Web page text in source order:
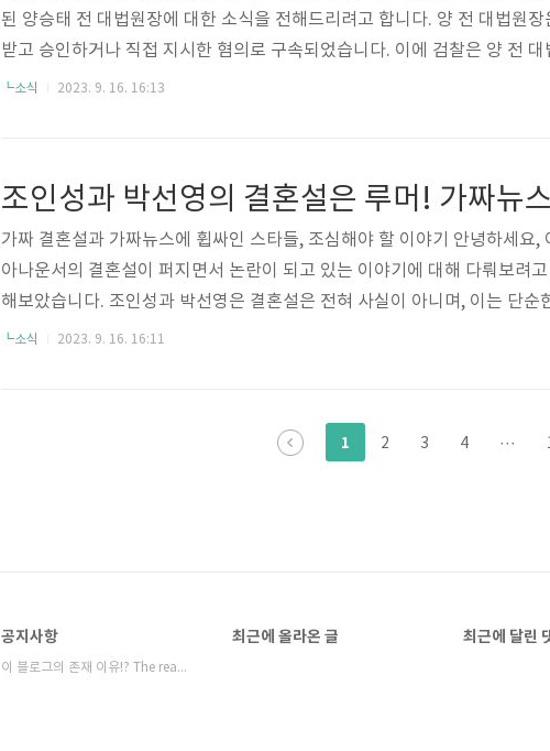
된 양승태 전 대법원장에 대한 소식을 전해드리려고 합니다. 양 전 대법원
받고 승인하거나 직접 지시한 혐의로 구속되었습니다. 이에 검찰은 양 전
전 대법관에게도 각각 5년과 4년의 징역을 요청하였습니다. 양승태 전 대
┗소식 2023. 9. 16. 16:13
가짜 결혼설과 가짜뉴스에 휩싸인 스타들, 조심해야 할 이야기 안녕하세요
아나운서의 결혼설이 퍼지면서 논란이 되고 있는 이야기에 대해 다뤄보려
해보았습니다. 조인성과 박선영은 결혼설은 전혀 사실이 아니며, 이는 단순
없었고, 현재 조인성은 영화와 드라마 촬영에 바쁘게 참여하고 있으며, 박
┗소식 2023. 9. 16. 16:11
1 2 3 4 ···
공지사항
이 블로그의 존재 이유!? The reason⋯
최근에 올라온 글 최근에 달린